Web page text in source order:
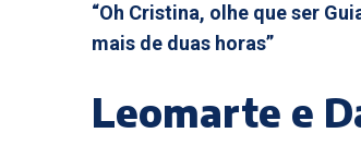
“Oh Cristina, olhe que ser
mais de duas horas”
Leomarte e